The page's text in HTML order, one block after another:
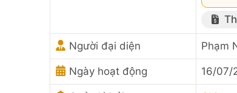
Người đại diện Phạm
Ngày hoạt động 16/07/